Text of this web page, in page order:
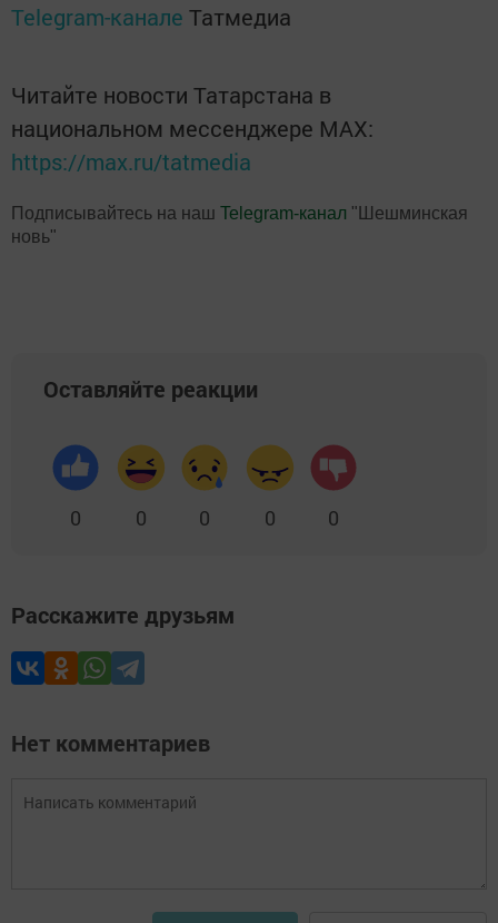
Telegram-канале Татмедиа
Читайте новости Татарстана в
национальном мессенджере MАХ:
https://max.ru/tatmedia
Подписывайтесь на наш Telegram-канал "Шешминская
новь"
Оставляйте реакции
0 0 0 0 0
Расскажите друзьям
Нет комментариев